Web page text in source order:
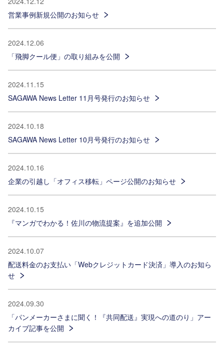
営業事例新規公開のお知らせ
2024.12.06
「飛脚クール便」の取り組みを公開
2024.11.15
SAGAWA News Letter 11月号発行のお知らせ
2024.10.18
SAGAWA News Letter 10月号発行のお知らせ
2024.10.16
企業の引越し「オフィス移転」ページ公開のお知らせ
2024.10.15
『マンガでわかる！佐川の物流提案』を追加公開
2024.10.07
配送料金のお支払い「Webクレジットカード決済」導入のお知ら
せ
2024.09.30
「パンメーカーさまに聞く！『共同配送』実現への道のり」アー
カイブ記事を公開